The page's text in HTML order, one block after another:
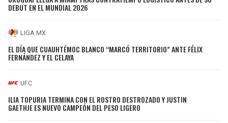
DEBUT EN EL MUNDIAL 2026
LIGA MX
EL DÍA QUE CUAUHTÉMOC BLANCO “MARCÓ TERRITORIO” ANTE FÉLIX
FERNÁNDEZ Y EL CELAYA
UFC
ILIA TOPURIA TERMINA CON EL ROSTRO DESTROZADO Y JUSTIN
GAETHJE ES NUEVO CAMPEÓN DEL PESO LIGERO